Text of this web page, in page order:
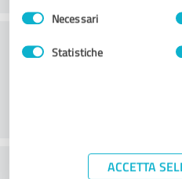
Selezione
del
Necessari
Statistiche
ACCETTA
Cosa ne